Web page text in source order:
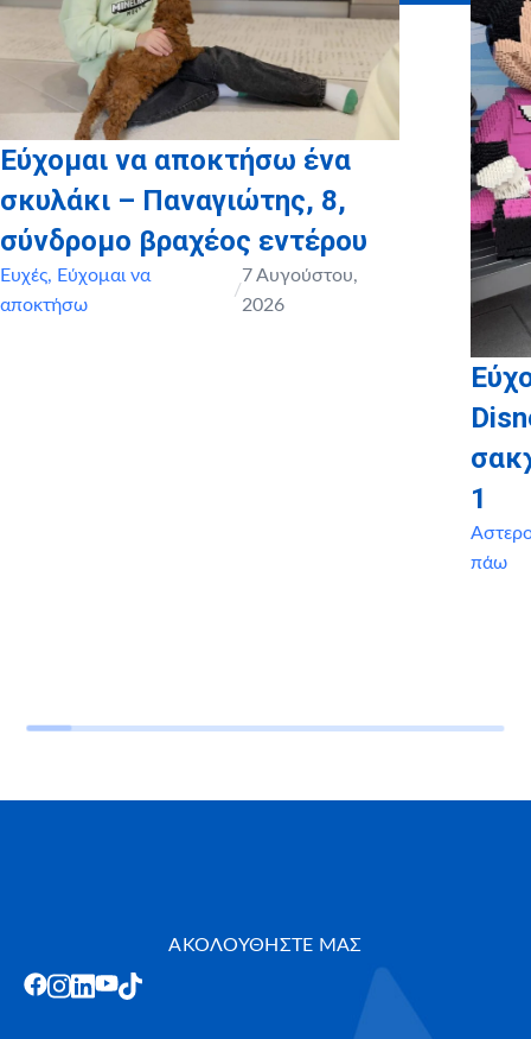
Εύχομαι να αποκτήσω ένα
σκυλάκι – Παναγιώτης, 8,
σύνδρομο βραχέος εντέρου
Ευχές, Εύχομαι να
αποκτήσω
/
7 Αυγούστου,
2026
1
πάω
ΑΚΟΛΟΥΘΗΣΤΕ ΜΑΣ